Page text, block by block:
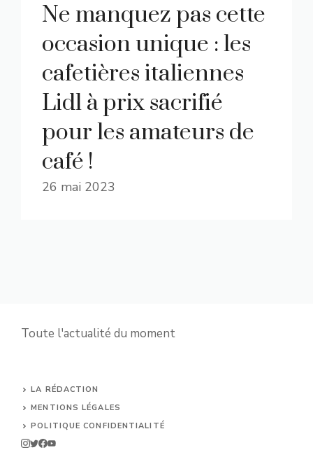
Ne manquez pas cette
occasion unique : les
cafetières italiennes
Lidl à prix sacrifié
pour les amateurs de
café !
26 mai 2023
Toute l'actualité du moment
LA RÉDACTION
MENTIONS LÉGALES
POLITIQUE CONFIDENTIALITÉ